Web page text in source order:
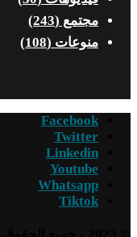
مجتمع (243)
منوعات (108)
Facebook
Twitter
Linkedin
Youtube
Whatsapp
Tiktok